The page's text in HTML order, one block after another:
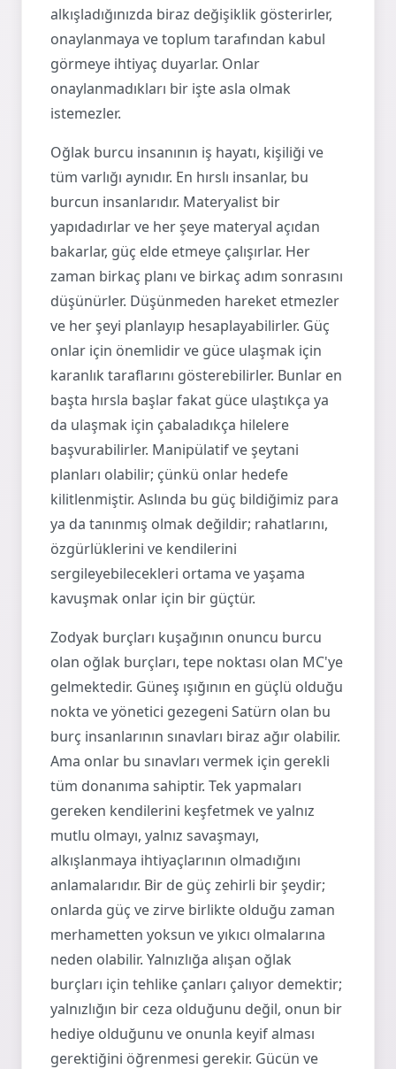
alkışladığınızda biraz değişiklik gösterirler,
onaylanmaya ve toplum tarafından kabul
görmeye ihtiyaç duyarlar. Onlar
onaylanmadıkları bir işte asla olmak
istemezler.
Oğlak burcu insanının iş hayatı, kişiliği ve
tüm varlığı aynıdır. En hırslı insanlar, bu
burcun insanlarıdır. Materyalist bir
yapıdadırlar ve her şeye materyal açıdan
bakarlar, güç elde etmeye çalışırlar. Her
zaman birkaç planı ve birkaç adım sonrasını
düşünürler. Düşünmeden hareket etmezler
ve her şeyi planlayıp hesaplayabilirler. Güç
onlar için önemlidir ve güce ulaşmak için
karanlık taraflarını gösterebilirler. Bunlar en
başta hırsla başlar fakat güce ulaştıkça ya
da ulaşmak için çabaladıkça hilelere
başvurabilirler. Manipülatif ve şeytani
planları olabilir; çünkü onlar hedefe
kilitlenmiştir. Aslında bu güç bildiğimiz para
ya da tanınmış olmak değildir; rahatlarını,
özgürlüklerini ve kendilerini
sergileyebilecekleri ortama ve yaşama
kavuşmak onlar için bir güçtür.
Zodyak burçları kuşağının onuncu burcu
olan oğlak burçları, tepe noktası olan MC'ye
gelmektedir. Güneş ışığının en güçlü olduğu
nokta ve yönetici gezegeni Satürn olan bu
burç insanlarının sınavları biraz ağır olabilir.
Ama onlar bu sınavları vermek için gerekli
tüm donanıma sahiptir. Tek yapmaları
gereken kendilerini keşfetmek ve yalnız
mutlu olmayı, yalnız savaşmayı,
alkışlanmaya ihtiyaçlarının olmadığını
anlamalarıdır. Bir de güç zehirli bir şeydir;
onlarda güç ve zirve birlikte olduğu zaman
merhametten yoksun ve yıkıcı olmalarına
neden olabilir. Yalnızlığa alışan oğlak
burçları için tehlike çanları çalıyor demektir;
yalnızlığın bir ceza olduğunu değil, onun bir
hediye olduğunu ve onunla keyif alması
gerektiğini öğrenmesi gerekir. Gücün ve